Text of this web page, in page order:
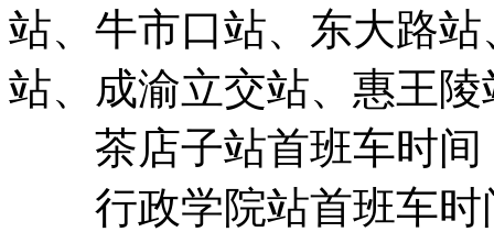
站、牛市口站、东大路
站、成渝立交站、惠王
茶店子站首班车时间
行政学院站首班车时